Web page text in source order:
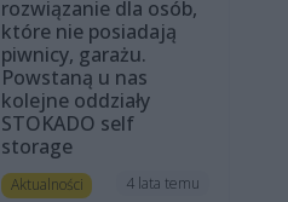
rozwiązanie dla osób,
które nie posiadają
piwnicy, garażu.
Powstaną u nas
kolejne oddziały
STOKADO self
storage
Aktualności 4 lata temu